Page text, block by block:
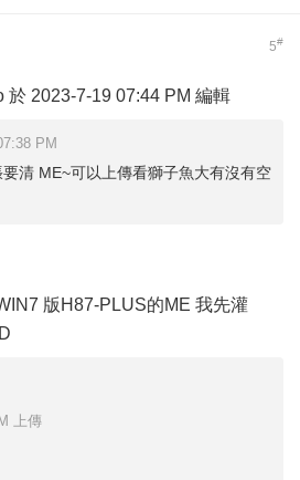
5#
於 2023-7-19 07:44 PM 編輯
PM
清 ME~可以上傳看獅子魚大有沒有空
版H87-PLUS的ME 我先灌
上傳